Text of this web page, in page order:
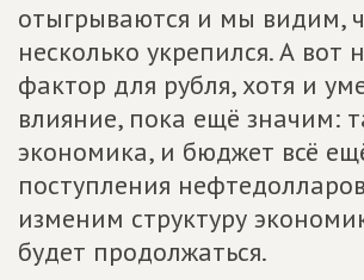
отыгрываются и мы видим,
несколько укрепился. А вот
фактор для рубля, хотя и
влияние, пока ещё значим:
экономика, и бюджет всё
поступления
изменим структуру
будет продолжаться.